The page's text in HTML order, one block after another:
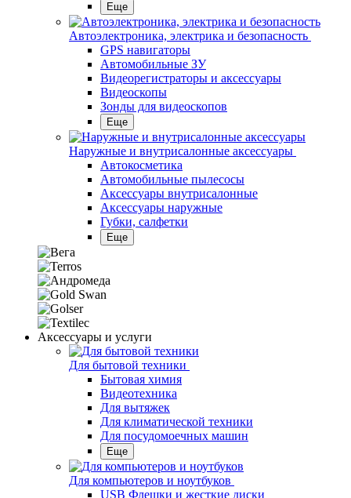
Еще
Автоэлектроника, электрика и безопасность
GPS навигаторы
Автомобильные ЗУ
Видеорегистраторы и аксессуары
Видеоскопы
Зонды для видеоскопов
Еще
Наружные и внутрисалонные аксессуары
Автокосметика
Автомобильные пылесосы
Аксесcуары внутрисалонные
Аксессуары наружные
Губки, салфетки
Еще
Аксессуары и услуги
Для бытовой техники
Бытовая химия
Видеотехника
Для вытяжек
Для климатической техники
Для посудомоечных машин
Еще
Для компьютеров и ноутбуков
USB Флешки и жесткие диски